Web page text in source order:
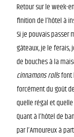
Retour sur le week-
finition de l’hôtel à
Si je pouvais passer
gâteaux, je le ferais,
de bouches à la
cinnamons rollsfont
forcément du goût
quelle régal et
Quant à l’hôtel de
par l’Amoureux à